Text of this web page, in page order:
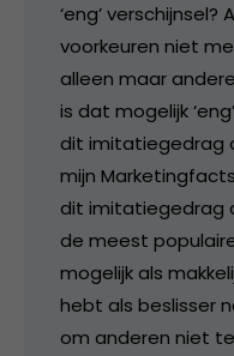
‘eng’
voorkeuren niet
alleen maar
is dat mogelijk
dit imitatiegedrag
mijn
dit imitatiegedrag
de meest
mogelijk als
hebt als beslisser
om anderen niet